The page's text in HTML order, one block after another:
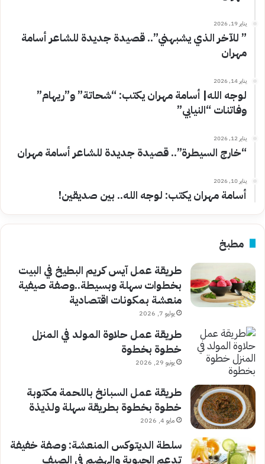
يناير 19, 2026
” للآخر الذي يشبهني”.. قصيدة جديدة للشاعر أسامة
مهران
يناير 14, 2026
لوجه الله| أسامة مهران يكتب: “شحاتة” و”ريهام”
وفاتنات “النيابي”
يناير 12, 2026
“خارج السيطرة”.. قصيدة جديدة للشاعر أسامة مهران
يناير 10, 2026
أسامة مهران يكتب: لوجه الله.. بين صديقين!
مطبخ
طريقة عمل آيس كريم البطيخ في البيت
بخطوات سهلة وبسيطة..وصفة صيفية
منعشة بمكونات اقتصادية
يوليو 7, 2026
طريقة عمل حلاوة المولد في المنزل
خطوة بخطوة
يونيو 29, 2026
طريقة عمل السبانخ باللحمة مكتوبة
خطوة بخطوة بطريقة سهلة ولذيذة
مايو 4, 2026
سلطة الديتوكس المنعشة: وصفة خفيفة
تدعم الحيوية والهضم في الصيف